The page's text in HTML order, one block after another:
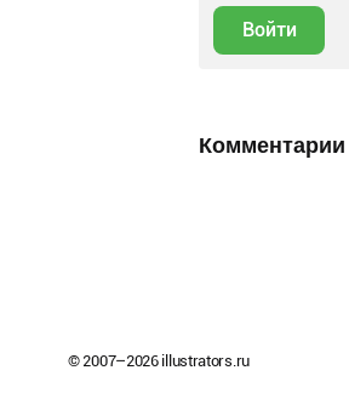
Войти
Комментарии
© 2007–2026illustrators.ru